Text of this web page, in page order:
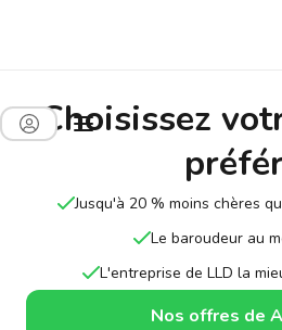
Choisissez
Jusqu'à 20 % moins chères
Le baroudeur au
L'entreprise de LLD la
Nos offres de